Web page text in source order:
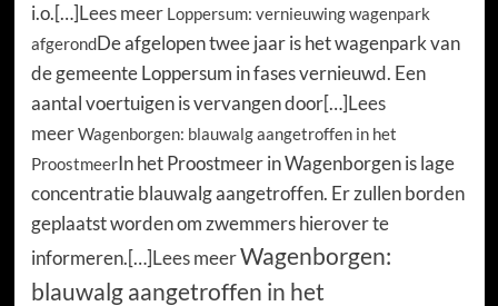
i.o.[…]Lees meer Loppersum: vernieuwing wagenpark
afgerondDe afgelopen twee jaar is het wagenpark van
de gemeente Loppersum in fases vernieuwd. Een
aantal voertuigen is vervangen door[…]Lees
meerWagenborgen: blauwalg aangetroffen in het
ProostmeerIn het Proostmeer in Wagenborgen is lage
concentratie blauwalg aangetroffen. Er zullen borden
geplaatst worden om zwemmers hierover te
informeren.[…]Lees meerWagenborgen:
blauwalg aangetroffen in het